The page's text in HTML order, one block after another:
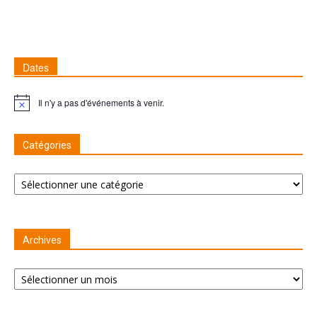
Dates
RemarqueIl n'y a pas d'événements à venir.
Catégories
Catégories
Archives
Archives